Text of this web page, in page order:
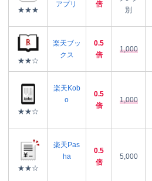
★★★
アプリ 倍
別
★★☆
楽天ブッ
クス
0.5
倍
1,000
★★☆
楽天Kob
o
0.5
倍
1,000
★★☆
楽天Pas
ha
0.5
倍
5,000